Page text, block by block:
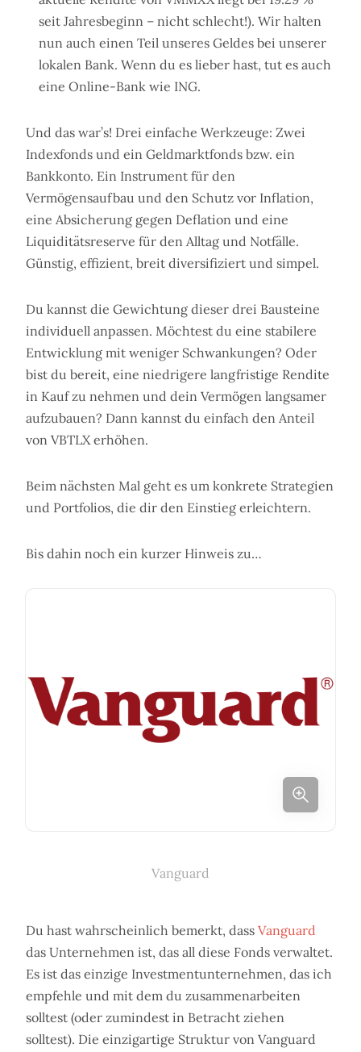
seit Jahresbeginn – nicht schlecht!). Wir halten
nun auch einen Teil unseres Geldes bei unserer
lokalen Bank. Wenn du es lieber hast, tut es auch
eine Online-Bank wie ING.
Und das war’s! Drei einfache Werkzeuge: Zwei
Indexfonds und ein Geldmarktfonds bzw. ein
Bankkonto. Ein Instrument für den
Vermögensaufbau und den Schutz vor Inflation,
eine Absicherung gegen Deflation und eine
Liquiditätsreserve für den Alltag und Notfälle.
Günstig, effizient, breit diversifiziert und simpel.
Du kannst die Gewichtung dieser drei Bausteine
individuell anpassen. Möchtest du eine stabilere
Entwicklung mit weniger Schwankungen? Oder
bist du bereit, eine niedrigere langfristige Rendite
in Kauf zu nehmen und dein Vermögen langsamer
aufzubauen? Dann kannst du einfach den Anteil
von VBTLX erhöhen.
Beim nächsten Mal geht es um konkrete Strategien
und Portfolios, die dir den Einstieg erleichtern.
Bis dahin noch ein kurzer Hinweis zu…
Vanguard
Du hast wahrscheinlich bemerkt, dass Vanguard
das Unternehmen ist, das all diese Fonds verwaltet.
Es ist das einzige Investmentunternehmen, das ich
empfehle und mit dem du zusammenarbeiten
solltest (oder zumindest in Betracht ziehen
solltest). Die einzigartige Struktur von Vanguard